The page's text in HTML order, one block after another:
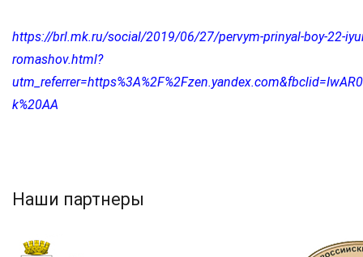
https://brl.mk.ru/social/2019/06/27/pervym-prinyal-boy-22-
romashov.html?
k%20AA
Наши партнеры